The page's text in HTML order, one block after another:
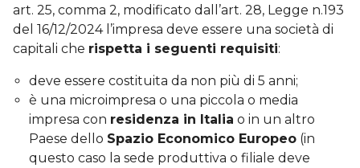
art. 25, comma 2, modificato dall’art. 28, Legge n.193
del 16/12/2024 l’impresa deve essere una società di
capitali che rispetta i seguenti requisiti:
deve essere costituita da non più di 5 anni;
è una microimpresa o una piccola o media
impresa con residenza in Italia o in un altro
Paese dello Spazio Economico Europeo (in
questo caso la sede produttiva o filiale deve